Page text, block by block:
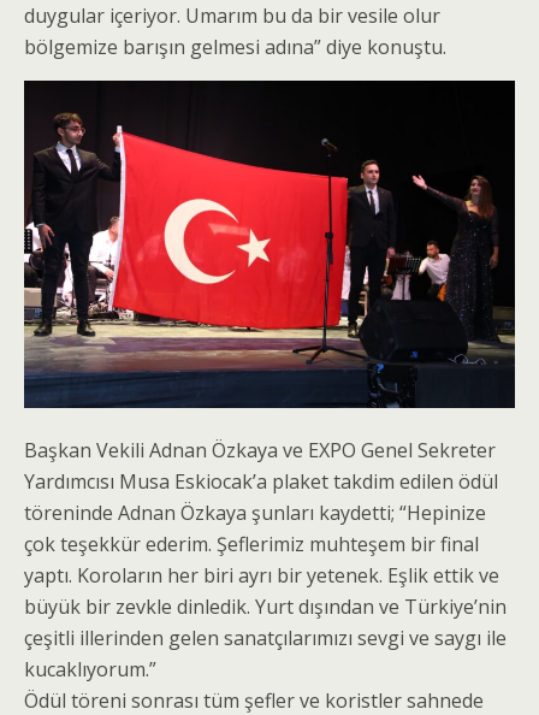
duygular içeriyor. Umarım bu da bir vesile olur
bölgemize barışın gelmesi adına” diye konuştu.
Başkan Vekili Adnan Özkaya ve EXPO Genel Sekreter
Yardımcısı Musa Eskiocak’a plaket takdim edilen ödül
töreninde Adnan Özkaya şunları kaydetti; “Hepinize
çok teşekkür ederim. Şeflerimiz muhteşem bir final
yaptı. Koroların her biri ayrı bir yetenek. Eşlik ettik ve
büyük bir zevkle dinledik. Yurt dışından ve Türkiye’nin
çeşitli illerinden gelen sanatçılarımızı sevgi ve saygı ile
kucaklıyorum.”
Ödül töreni sonrası tüm şefler ve koristler sahnede